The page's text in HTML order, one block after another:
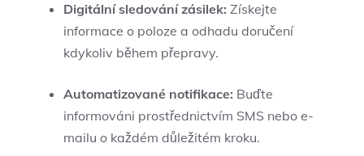
Digitální sledování zásilek: Získejte
informace o poloze a odhadu doručení
kdykoliv během přepravy.
Automatizované notifikace: Buďte
informováni prostřednictvím SMS nebo e-
mailu o každém důležitém kroku.